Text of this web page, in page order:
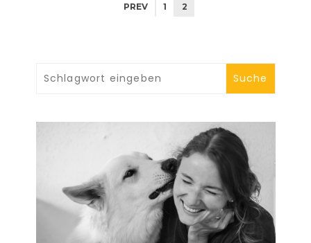
PREV 1 2